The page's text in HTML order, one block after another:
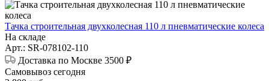
Тачка строительная двухколесная 110 л пневматические колеса
На складе
Арт.: SR-078102-110
Доставка по Москве 3500 ₽
Самовывоз сегодня